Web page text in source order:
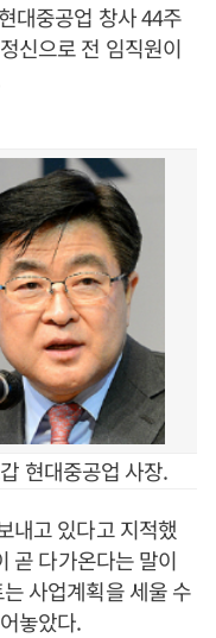
대중공업 창사 44주
신으로 전 임직원이
현대중공업 사장.
내고 있다고 지적했
곧 다가온다는 말이
사업계획을 세울 수
놓았다.